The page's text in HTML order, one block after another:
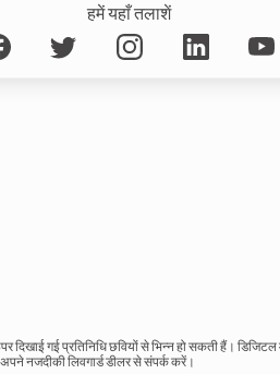
हमें यहाँ तलाशें
दिखाई गई प्रतिनिधि छवियों से भिन्न हो सकती हैं।
नजदीकी लिवगार्ड डीलर से संपर्क करें।